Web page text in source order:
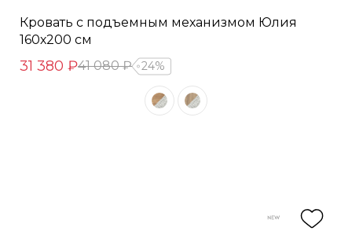
Кровать с подъемным механизмом Юлия
160х200 см
31 380 ₽41 080 ₽ 24%